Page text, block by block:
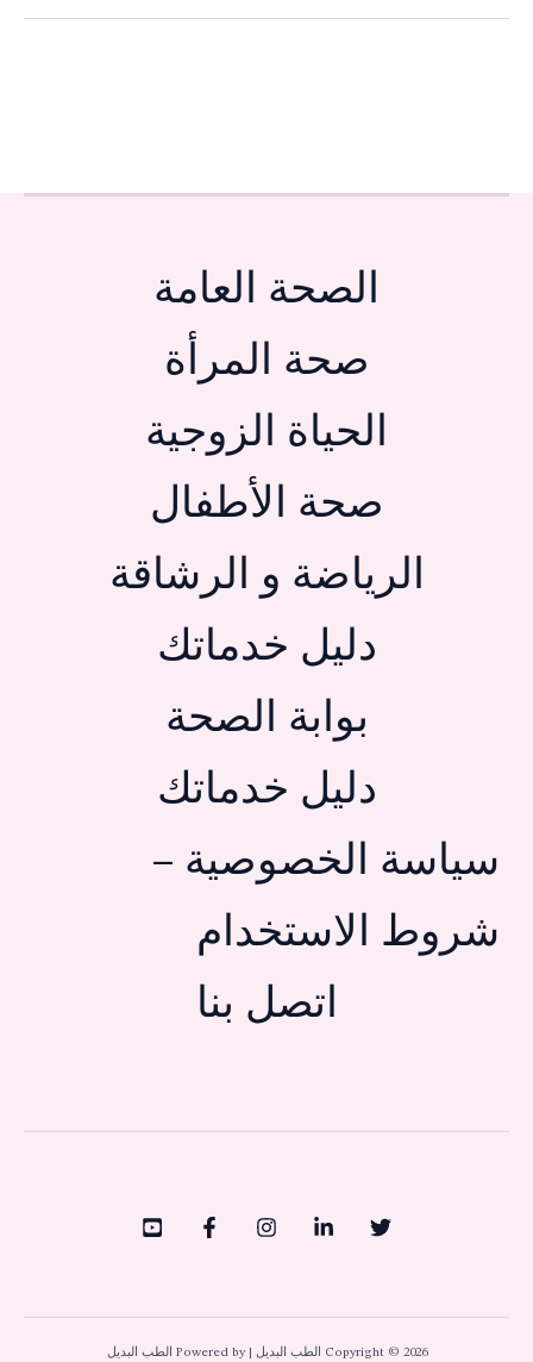
الصحة العامة
صحة المرأة
الحياة الزوجية
صحة الأطفال
الرياضة و الرشاقة
دليل خدماتك
بوابة الصحة
دليل خدماتك
سياسة الخصوصية –
شروط الاستخدام
اتصل بنا
Copyright © 2026 الطب البديل | Powered by الطب البديل